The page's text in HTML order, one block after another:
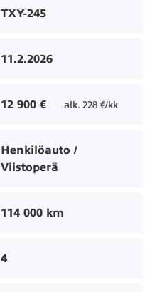
TXY-245
11.2.2026
12 900 € alk. 228 €/kk
Henkilöauto /
Viistoperä
114 000 km
4